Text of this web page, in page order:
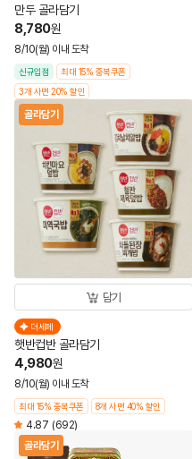
만두 골라담기
8,780원
8/10(월) 이내 도착
신규입점
최대 15% 중복쿠폰
3개 사면 20% 할인
골라담기
담기
더세페
햇반컵반 골라담기
4,980원
8/10(월) 이내 도착
최대 15% 중복쿠폰 8개 사면 40% 할인
4.87 (692)
골라담기